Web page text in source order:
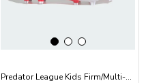
Predator League Kids Firm/Multi-Ground Krampon